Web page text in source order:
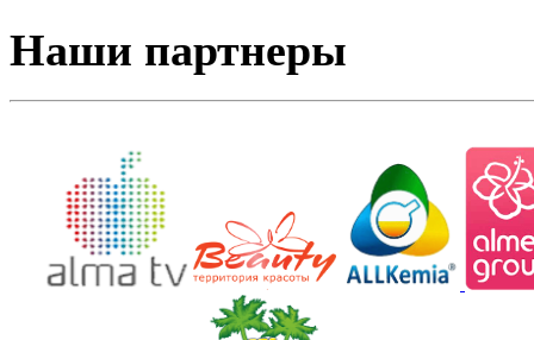
Наши партнеры